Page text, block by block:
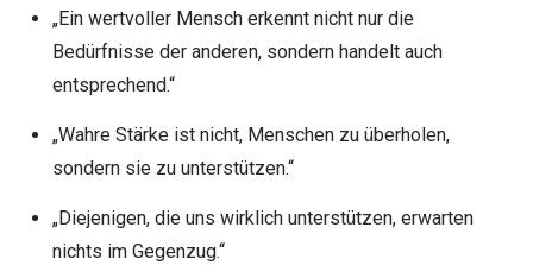
„Ein wertvoller Mensch erkennt nicht nur die
Bedürfnisse der anderen, sondern handelt auch
entsprechend.“
„Wahre Stärke ist nicht, Menschen zu überholen,
sondern sie zu unterstützen.“
„Diejenigen, die uns wirklich unterstützen, erwarten
nichts im Gegenzug.“